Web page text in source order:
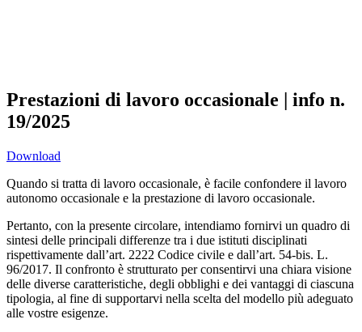
Prestazioni di lavoro occasionale | info n.
19/2025
Download
Quando si tratta di lavoro occasionale, è facile confondere il lavoro
autonomo occasionale e la prestazione di lavoro occasionale.
Pertanto, con la presente circolare, intendiamo fornirvi un quadro di
sintesi delle principali differenze tra i due istituti disciplinati
rispettivamente dall’art. 2222 Codice civile e dall’art. 54-bis. L.
96/2017. Il confronto è strutturato per consentirvi una chiara visione
delle diverse caratteristiche, degli obblighi e dei vantaggi di ciascuna
tipologia, al fine di supportarvi nella scelta del modello più adeguato
alle vostre esigenze.